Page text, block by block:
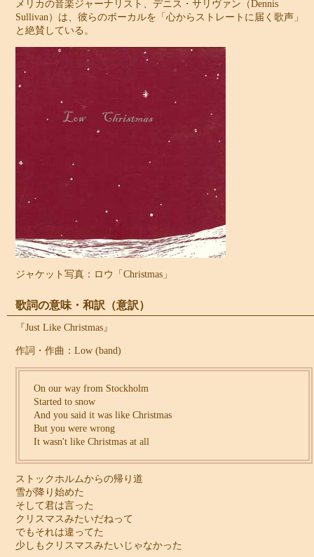
メリカの音楽ジャーナリスト、デニス・サリヴァン（Dennis
Sullivan）は、彼らのボーカルを「心からストレートに届く歌声」
と絶賛している。
ジャケット写真：ロウ「Christmas」
歌詞の意味・和訳（意訳）
『Just Like Christmas』
作詞・作曲：Low (band)
On our way from Stockholm
Started to snow
And you said it was like Christmas
But you were wrong
It wasn't like Christmas at all
ストックホルムからの帰り道
雪が降り始めた
そして君は言った
クリスマスみたいだねって
でもそれは違ってた
少しもクリスマスみたいじゃなかった